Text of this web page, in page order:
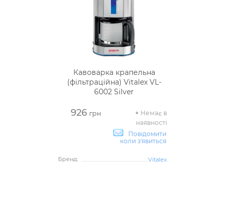
Кавоварка крапельна
(фільтраційна) Vitalex VL-
6002 Silver
926 грн
Немає в
наявності
Повідомити
коли з'явиться
Бренд: Vitalex